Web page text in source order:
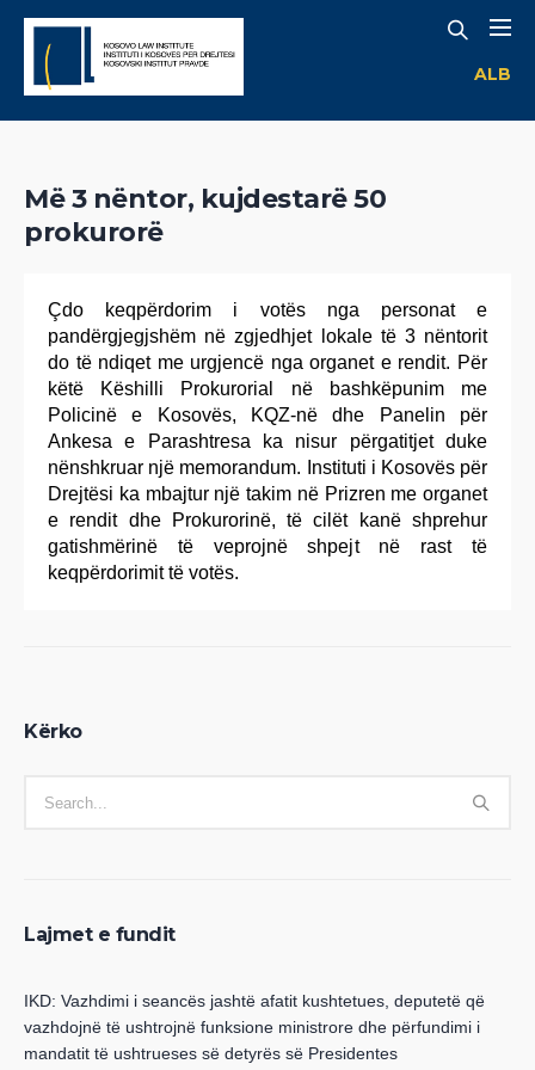
ALB
Më 3 nëntor, kujdestarë 50
prokurorë
Çdo keqpërdorim i votës nga personat e
pandërgjegjshëm në zgjedhjet lokale të 3 nëntorit
do të ndiqet me urgjencë nga organet e rendit. Për
këtë Këshilli Prokurorial në bashkëpunim me
Policinë e Kosovës, KQZ-në dhe Panelin për
Ankesa e Parashtresa ka nisur përgatitjet duke
nënshkruar një memorandum. Instituti i Kosovës për
Drejtësi ka mbajtur një takim në Prizren me organet
e rendit dhe Prokurorinë, të cilët kanë shprehur
gatishmërinë të veprojnë shpejt në rast të
keqpërdorimit të votës.
Kërko
Lajmet e fundit
IKD: Vazhdimi i seancës jashtë afatit kushtetues, deputetë që
vazhdojnë të ushtrojnë funksione ministrore dhe përfundimi i
mandatit të ushtrueses së detyrës së Presidentes